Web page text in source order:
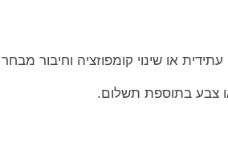
או שינוי קומפוזציה וחיבור מבחר
צבע בתוספת תשלום.